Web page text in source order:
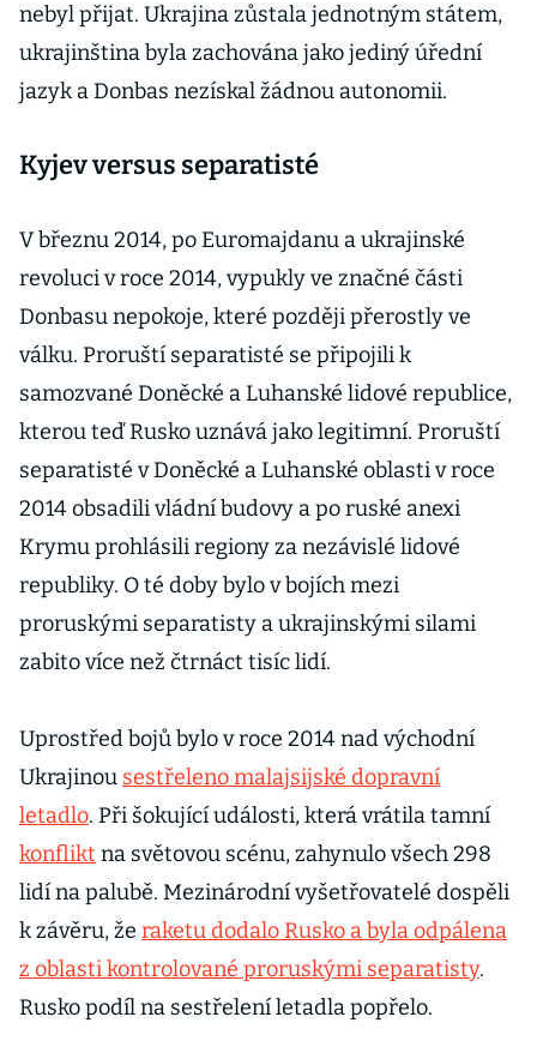
nebyl přijat. Ukrajina zůstala jednotným státem,
ukrajinština byla zachována jako jediný úřední
jazyk a Donbas nezískal žádnou autonomii.
Kyjev versus separatisté
V březnu 2014, po Euromajdanu a ukrajinské
revoluci v roce 2014, vypukly ve značné části
Donbasu nepokoje, které později přerostly ve
válku. Proruští separatisté se připojili k
samozvané Doněcké a Luhanské lidové republice,
kterou teď Rusko uznává jako legitimní. Proruští
separatisté v Doněcké a Luhanské oblasti v roce
2014 obsadili vládní budovy a po ruské anexi
Krymu prohlásili regiony za nezávislé lidové
republiky. O té doby bylo v bojích mezi
proruskými separatisty a ukrajinskými silami
zabito více než čtrnáct tisíc lidí.
Uprostřed bojů bylo v roce 2014 nad východní
Ukrajinou sestřeleno malajsijské dopravní
letadlo. Při šokující události, která vrátila tamní
konflikt na světovou scénu, zahynulo všech 298
lidí na palubě. Mezinárodní vyšetřovatelé dospěli
k závěru, že raketu dodalo Rusko a byla odpálena
z oblasti kontrolované proruskými separatisty.
Rusko podíl na sestřelení letadla popřelo.